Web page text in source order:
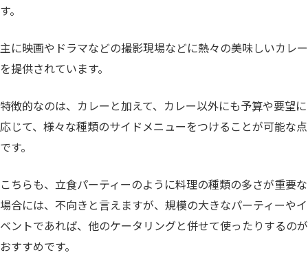
す。
主に映画やドラマなどの撮影現場などに熱々の美味しいカレー
を提供されています。
特徴的なのは、カレーと加えて、カレー以外にも予算や要望に
応じて、様々な種類のサイドメニューをつけることが可能な点
です。
こちらも、立食パーティーのように料理の種類の多さが重要な
場合には、不向きと言えますが、規模の大きなパーティーやイ
ベントであれば、他のケータリングと併せて使ったりするのが
おすすめです。